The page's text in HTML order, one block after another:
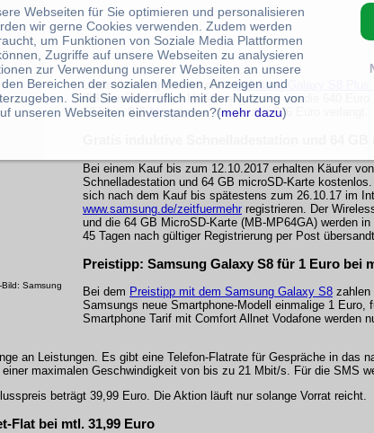
Samsung
Laufzeitvertrag laut unseremSamsung Galaxy S8 Plus
GB Version bei den Händlerangeboten um die 640 Euro
12 Uhr). BeiAmazonwerden derzeit 636 Euro verlangt.
Bei einem Kauf bis zum 12.10.2017 erhalten Käufer
Schnelladestation und 64 GB microSD-Karte
sich nach dem Kauf bis spätestens zum 26.10.17 im
www.samsung.de/zeitfuermehr registrieren. Der
und die 64 GB MicroSD-Karte (MB-MP64GA) werden
45 Tagen nach gültiger Registrierung per Post übersandt.
Preistipp: Samsung Galaxy S8 für 1 Euro bei
Bei dem Preistipp mit dem Samsung Galaxy S8 zahlen
Samsungs neue Smartphone-Modell einmalige 1 Euro,
Smartphone Tarif mit Comfort Allnet Vodafone werden
an Leistungen. Es gibt eine Telefon-Flatrate für Gespräche in das
maximalen Geschwindigkeit von bis zu 21 Mbit/s. Für die SMS
beträgt 39,99 Euro. Die Aktion läuft nur solange Vorrat reicht.
Flat bei mtl. 31,99 Euro
Webseiten für Sie optimieren und personalisieren
wir gerne Cookies verwenden. Zudem werden
um Funktionen von Soziale Media Plattformen
Zugriffe auf unsere Webseiten zu analysieren
zur Verwendung unserer Webseiten an unsere
Bereichen der sozialen Medien, Anzeigen und
Sind Sie widerruflich mit der Nutzung von
unseren Webseiten einverstanden?(mehr dazu)